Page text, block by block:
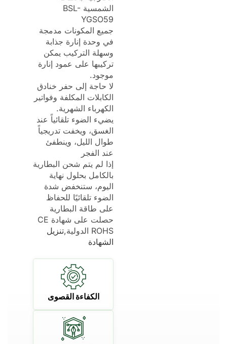
الشمسية BSL-
YGSO59
جميع المكونات مدمجة
في وحدة إنارة جذابة
وسهلة التركيب يمكن
تركيبها على عمود إنارة
موجود.
لا حاجة إلى حفر خنادق
الكابلات المكلفة وفواتير
الكهرباء الشهرية.
يضيء الضوء تلقائياً عند
الغسق، ويخفت تدريجياً
طوال الليل، وينطفئ
عند الفجر
إذا لم يتم شحن البطارية
بالكامل بحلول نهاية
اليوم، ستنخفض شدة
الضوء تلقائيًا للحفاظ
على طاقة البطارية
حصلت على شهادة CE
ROHS الدولية,
تنزيل
الشهادة
الكفاءة القصوى